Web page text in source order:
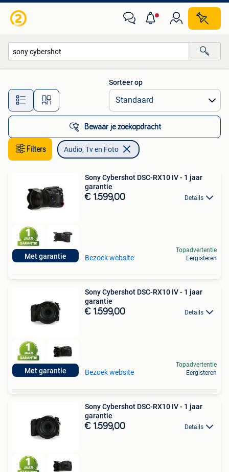
Alle afstanden…
Sorteer op
Bewaar je zoekopdracht
Filters Audio, Tv en Foto
Met garantie
Sony Cybershot DSC-RX10 IV - 1 jaar
garantie
€ 1.599,00 Details
Bezoek website
Topadvertentie
Eergisteren
Met garantie
Sony Cybershot DSC-RX10 IV - 1 jaar
garantie
€ 1.599,00 Details
Bezoek website
Topadvertentie
Eergisteren
Sony Cybershot DSC-RX10 IV - 1 jaar
garantie
€ 1.599,00 Details